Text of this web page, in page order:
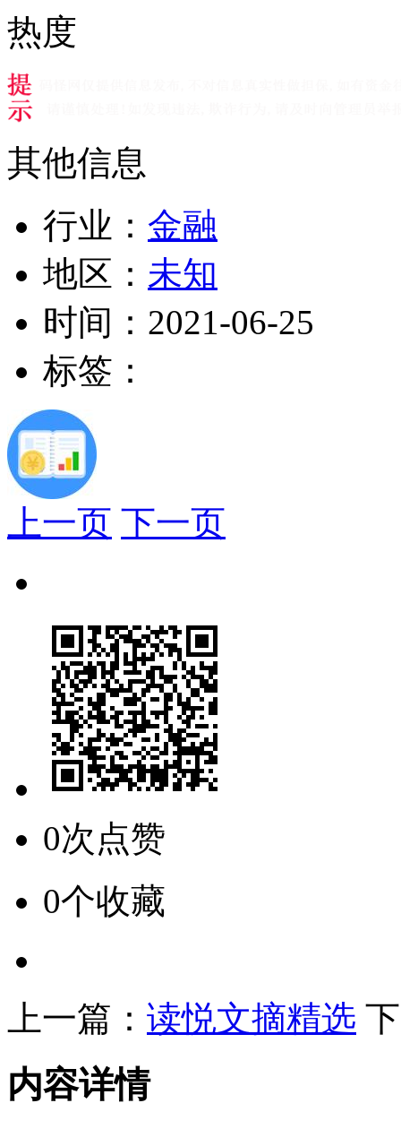
热度
其他信息
行业： 金融
地区： 未知
时间： 2021-06-25
标签：
上一页 下一页
0次点赞
0个收藏
上一篇： 读悦文摘精选
内容详情